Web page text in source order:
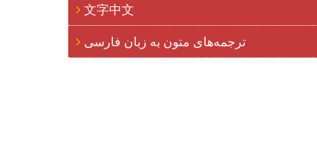
文字中文
ترجمه‌های متون به زبان فارسی